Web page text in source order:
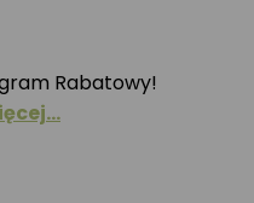
Rabatowy!